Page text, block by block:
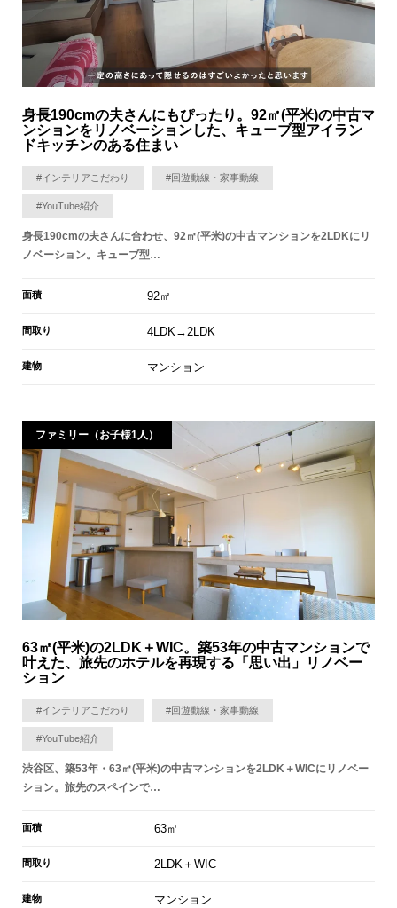
身長190cmの夫さんにもぴったり。92㎡(平米)の中古マ
ンションをリノベーションした、キューブ型アイラン
ドキッチンのある住まい
#インテリアこだわり #回遊動線・家事動線
#YouTube紹介
身長190cmの夫さんに合わせ、92㎡(平米)の中古マンションを2LDKにリ
ノベーション。キューブ型…
面積 92㎡
間取り 4LDK→2LDK
建物 マンション
ファミリー（お子様1人）
63㎡(平米)の2LDK＋WIC。築53年の中古マンションで
叶えた、旅先のホテルを再現する「思い出」リノベー
ション
#インテリアこだわり #回遊動線・家事動線
#YouTube紹介
渋谷区、築53年・63㎡(平米)の中古マンションを2LDK＋WICにリノベー
ション。旅先のスペインで…
面積 63㎡
間取り 2LDK＋WIC
建物 マンション